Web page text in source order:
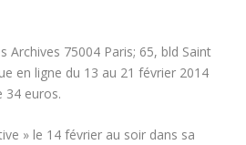
Archives 75004 Paris; 65, bld Saint
en ligne du 13 au 21 février 2014
34 euros.
» le 14 février au soir dans sa